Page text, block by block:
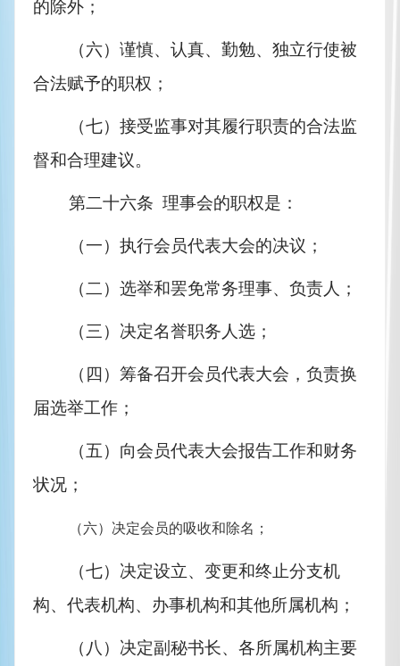
的除外；
（六）谨慎、认真、勤勉、独立行使被
合法赋予的职权；
（七）接受监事对其履行职责的合法监
督和合理建议。
第二十六条  理事会的职权是：
（一）执行会员代表大会的决议；
（二）选举和罢免常务理事、负责人；
（三）决定名誉职务人选；
（四）筹备召开会员代表大会，负责换
届选举工作；
（五）向会员代表大会报告工作和财务
状况；
（六）决定会员的吸收和除名；
（七）决定设立、变更和终止分支机
构、代表机构、办事机构和其他所属机构；
（八）决定副秘书长、各所属机构主要